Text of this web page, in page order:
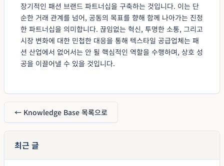
장기적인 패션 브랜드 파트너십을 구축하는 것입니다. 이는 단
순한 거래 관계를 넘어, 공동의 목표를 향해 함께 나아가는 진정
한 파트너십을 의미합니다. 끊임없는 혁신, 투명한 소통, 그리고
시장 변화에 대한 민첩한 대응을 통해 텍스타일 공급업체는 패
션 산업에서 없어서는 안 될 핵심적인 역할을 수행하며, 상호 성
공을 이끌어낼 수 있을 것입니다.
← Knowledge Base 목록으로
최근 글